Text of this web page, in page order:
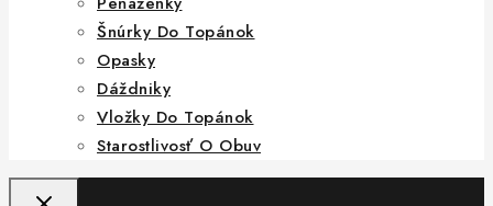
Šnúrky Do Topánok
Opasky
Dáždniky
Vložky Do Topánok
Starostlivosť O Obuv